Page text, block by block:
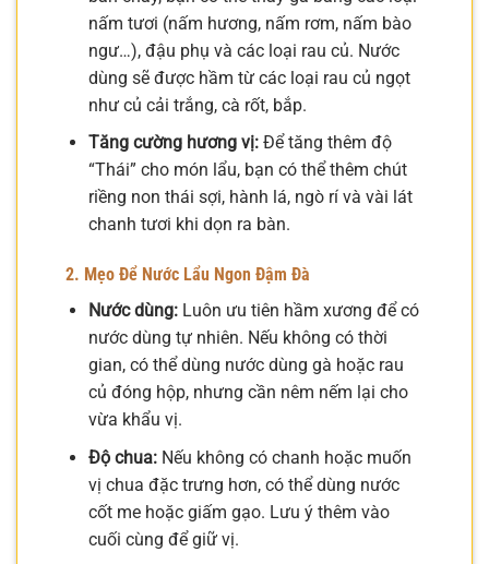
nấm tươi (nấm hương, nấm rơm, nấm bào
ngư…), đậu phụ và các loại rau củ. Nước
dùng sẽ được hầm từ các loại rau củ ngọt
như củ cải trắng, cà rốt, bắp.
Tăng cường hương vị:Để tăng thêm độ
“Thái” cho món lẩu, bạn có thể thêm chút
riềng non thái sợi, hành lá, ngò rí và vài lát
chanh tươi khi dọn ra bàn.
2. Mẹo Để Nước Lẩu Ngon Đậm Đà
Nước dùng:Luôn ưu tiên hầm xương để có
nước dùng tự nhiên. Nếu không có thời
gian, có thể dùng nước dùng gà hoặc rau
củ đóng hộp, nhưng cần nêm nếm lại cho
vừa khẩu vị.
Độ chua:Nếu không có chanh hoặc muốn
vị chua đặc trưng hơn, có thể dùng nước
cốt me hoặc giấm gạo. Lưu ý thêm vào
cuối cùng để giữ vị.